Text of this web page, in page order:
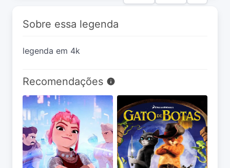
Sobre essa legenda
legenda em 4k
Recomendações